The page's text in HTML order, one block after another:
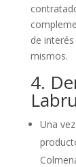
de
mismos.
4.
Una